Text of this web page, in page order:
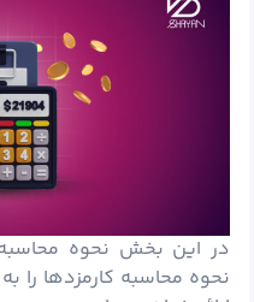
در این بخش نحوه
نحوه محاسبه کارمزدها